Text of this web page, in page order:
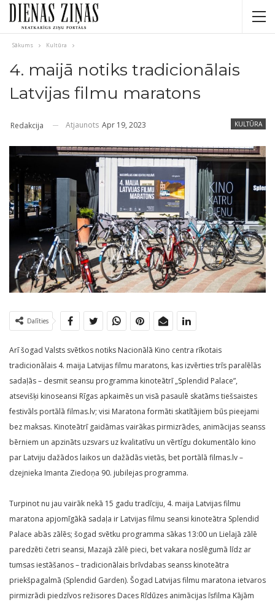
Sākums Kultūra
4. maijā notiks tradicionālais
Latvijas filmu maratons
KULTŪRA
Redakcija Atjaunots Apr 19, 2023
Dalīties
Arī šogad Valsts svētkos notiks Nacionālā Kino centra rīkotais
tradicionālais 4. maija Latvijas filmu maratons, kas izvērties trīs paralēlās
sadaļās – desmit seansu programma kinoteātrī „Splendid Palace”,
atsevišķi kinoseansi Rīgas apkaimēs un visā pasaulē skatāms tiešsaistes
festivāls portālā filmas.lv; visi Maratona formāti skatītājiem būs pieejami
bez maksas. Kinoteātrī gaidāmas vairākas pirmizrādes, animācijas seanss
bērniem un apzināts uzsvars uz kvalitatīvu un vērtīgu dokumentālo kino
par Latviju dažādos laikos un dažādās vietās, bet portālā filmas.lv –
dzejnieka Imanta Ziedoņa 90. jubilejas programma.
Turpinot nu jau vairāk nekā 15 gadu tradīciju, 4. maija Latvijas filmu
maratona apjomīgākā sadaļa ir Latvijas filmu seansi kinoteātra Splendid
Palace abās zālēs; šogad svētku programma sākas 13:00 un Lielajā zālē
paredzēti četri seansi, Mazajā zālē pieci, bet vakara noslēgumā līdz ar
tumsas iestāšanos – tradicionālais brīvdabas seanss kinoteātra
priekšpagalmā (Splendid Garden). Šogad Latvijas filmu maratona ietvaros
pirmizrādi piedzīvos režisores Daces Rīdūzes animācijas īsfilma Kājām